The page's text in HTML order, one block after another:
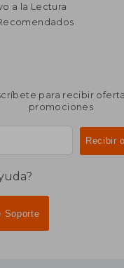
a la Lectura
para recibir
promociones
Soporte